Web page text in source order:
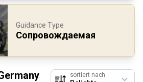
Guidance Type
Сопровождаемая
sortiert nach